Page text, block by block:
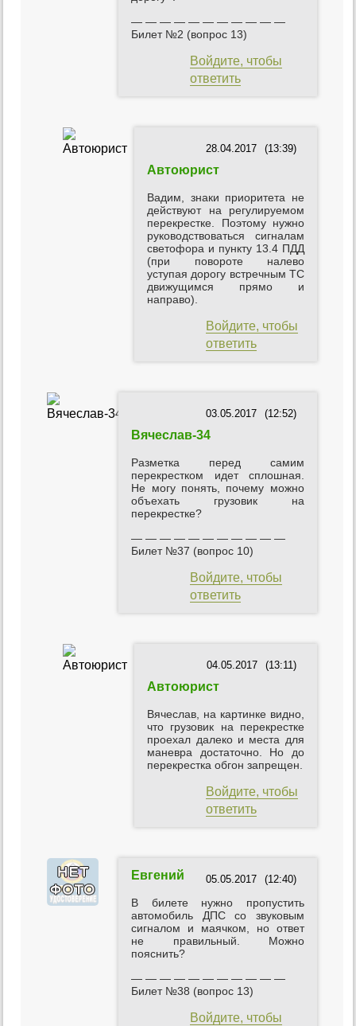
— — — — — — — — — — —
Билет №2 (вопрос 13)
Войдите, чтобы
ответить
(13:39)
28.04.2017
Автоюрист
Вадим, знаки приоритета не
действуют на регулируемом
перекрестке. Поэтому нужно
руководствоваться сигналам
светофора и пункту 13.4 ПДД
(при повороте налево
уступая дорогу встречным ТС
движущимся прямо и
направо).
Войдите, чтобы
ответить
(12:52)
03.05.2017
Вячеслав-34
Разметка перед самим
перекрестком идет сплошная.
Не могу понять, почему можно
объехать грузовик на
перекрестке?
— — — — — — — — — — —
Билет №37 (вопрос 10)
Войдите, чтобы
ответить
(13:11)
04.05.2017
Автоюрист
Вячеслав, на картинке видно,
что грузовик на перекрестке
проехал далеко и места для
маневра достаточно. Но до
перекрестка обгон запрещен.
Войдите, чтобы
ответить
(12:40)
05.05.2017
Евгений
В билете нужно пропустить
автомобиль ДПС со звуковым
сигналом и маячком, но ответ
не правильный. Можно
пояснить?
— — — — — — — — — — —
Билет №38 (вопрос 13)
Войдите, чтобы